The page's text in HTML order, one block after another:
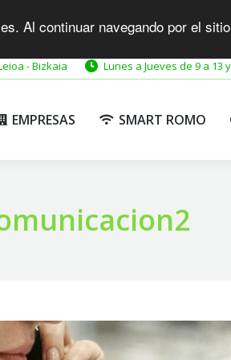
Al continuar navegando por el
- Bizkaia Lunes a Jueves de 9 a 13
EMPRESAS SMART ROMO
EMPRESAS SMART ROMO